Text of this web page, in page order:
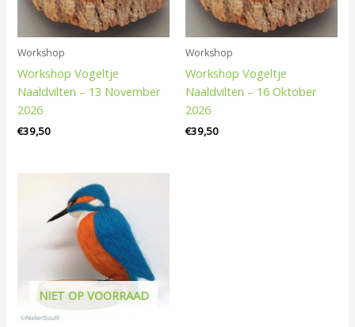
Workshop
Workshop Vogeltje
Naaldvilten – 13 November
2026
€39,50
Workshop
Workshop Vogeltje
Naaldvilten – 16 Oktober
2026
€39,50
NIET OP VOORRAAD